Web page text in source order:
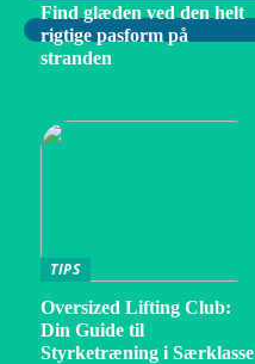
Find glæden ved den helt
rigtige pasform på
stranden
TIPS
Oversized Lifting Club:
Din Guide til
Styrketræning i Særklasse